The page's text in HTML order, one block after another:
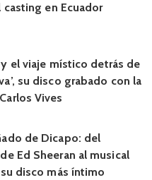
en Ecuador
el viaje místico detrás de
su disco grabado con la
Vives
de Dicapo: del
Ed Sheeran al musical
disco más íntimo